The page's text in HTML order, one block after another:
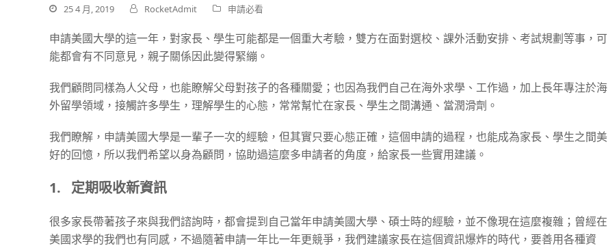
25 4 月, 2019 RocketAdmit 申請必看
申請美國大學的這一年，對家長、學生可能都是一個重大考驗，雙方在面對選校、課外活動安排、考試規劃等事，可
能都會有不同意見，親子關係因此變得緊繃。
我們顧問同樣為人父母，也能瞭解父母對孩子的各種關愛；也因為我們自己在海外求學、工作過，加上長年專注於海
外留學領域，接觸許多學生，理解學生的心態，常常幫忙在家長、學生之間溝通、當潤滑劑。
我們瞭解，申請美國大學是一輩子一次的經驗，但其實只要心態正確，這個申請的過程，也能成為家長、學生之間美
好的回憶，所以我們希望以身為顧問，協助過這麼多申請者的角度，給家長一些實用建議。
1. 定期吸收新資訊
很多家長帶著孩子來與我們諮詢時，都會提到自己當年申請美國大學、碩士時的經驗，並不像現在這麼複雜；曾經在
美國求學的我們也有同感，不過隨著申請一年比一年更競爭，我們建議家長在這個資訊爆炸的時代，要善用各種資